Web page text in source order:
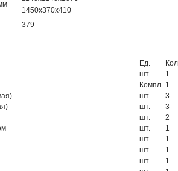
1450х370х410
379
Ед.
шт.
1
Компл. 1
шт.
3
шт.
3
шт.
2
шт.
1
шт.
1
шт.
1
шт.
1